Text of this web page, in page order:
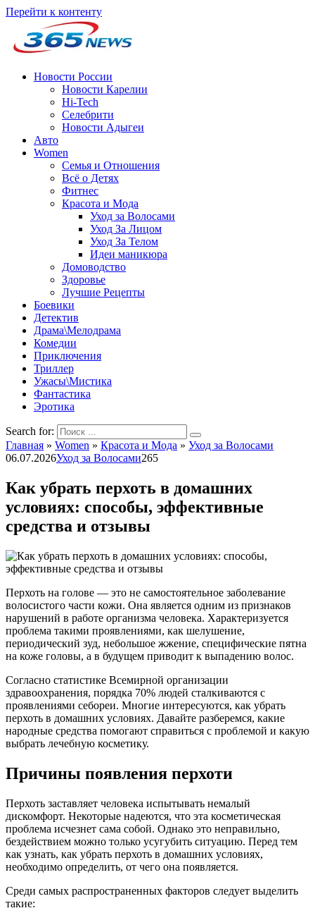
Перейти к контенту
Новости России
Новости Карелии
Hi-Tech
Селебрити
Новости Адыгеи
Авто
Women
Семья и Отношения
Всё о Детях
Фитнес
Красота и Мода
Уход за Волосами
Уход За Лицом
Уход За Телом
Идеи маникюра
Домоводство
Здоровье
Лучшие Рецепты
Боевики
Детектив
Драма\Мелодрама
Комедии
Приключения
Триллер
Ужасы\Мистика
Фантастика
Эротика
Search for:
Главная » Women » Красота и Мода » Уход за Волосами
06.07.2026Уход за Волосами265
Как убрать перхоть в домашних
условиях: способы, эффективные
средства и отзывы
Перхоть на голове — это не самостоятельное заболевание
волосистого части кожи. Она является одним из признаков
нарушений в работе организма человека. Характеризуется
проблема такими проявлениями, как шелушение,
периодический зуд, небольшое жжение, специфические пятна
на коже головы, а в будущем приводит к выпадению волос.
Согласно статистике Всемирной организации
здравоохранения, порядка 70% людей сталкиваются с
проявлениями себореи. Многие интересуются, как убрать
перхоть в домашних условиях. Давайте разберемся, какие
народные средства помогают справиться с проблемой и какую
выбрать лечебную косметику.
Причины появления перхоти
Перхоть заставляет человека испытывать немалый
дискомфорт. Некоторые надеются, что эта косметическая
проблема исчезнет сама собой. Однако это неправильно,
бездействием можно только усугубить ситуацию. Перед тем
как узнать, как убрать перхоть в домашних условиях,
необходимо определить, от чего она появляется.
Среди самых распространенных факторов следует выделить
такие: